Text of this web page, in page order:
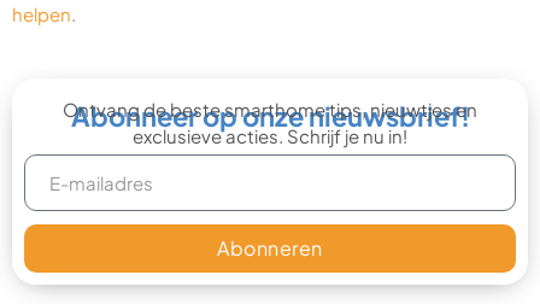
helpen
Abonneer op onze nieuwsbrief!
Ontvang de beste smarthome tips, nieuwtjes en
exclusieve acties. Schrijf je nu in!
Abonneren